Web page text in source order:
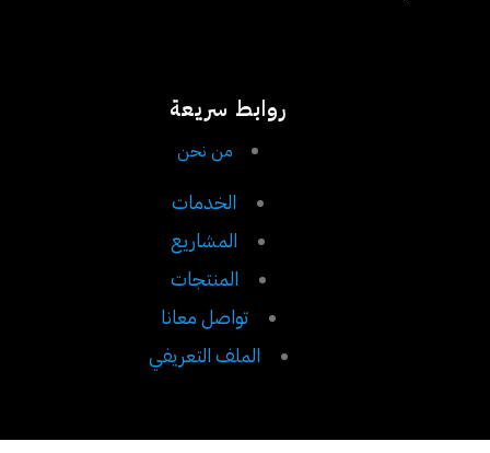
روابط سريعة
من نحن
الخدمات
المشاريع
المنتجات
تواصل معانا
الملف التعريفي